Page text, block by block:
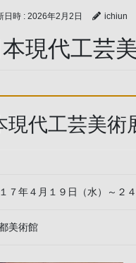
日時 : 2026年2月2日 ichiun
現代工芸
現代工芸美術
７年４月１９日（水）～２４
美術館